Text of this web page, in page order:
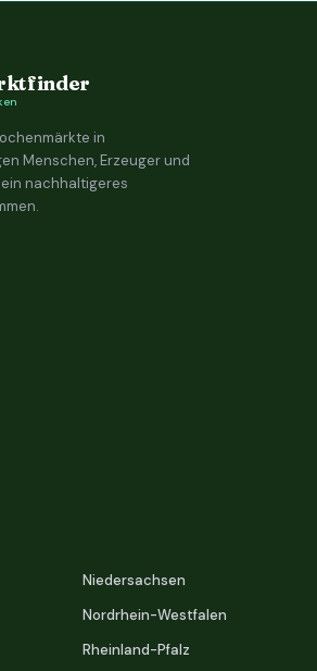
in
Menschen, Erzeuger und
nachhaltigeres
Niedersachsen
Nordrhein-Westfalen
Rheinland-Pfalz